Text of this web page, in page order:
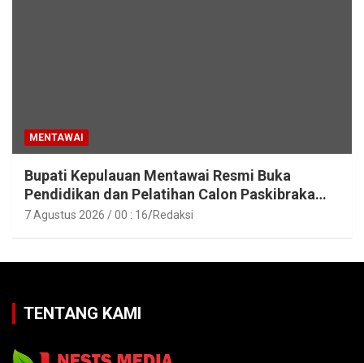
MENTAWAI
Bupati Kepulauan Mentawai Resmi Buka
Pendidikan dan Pelatihan Calon Paskibraka
Tahun 2026
7 Agustus 2026 / 00 : 16 Redaksi
TENTANG KAMI